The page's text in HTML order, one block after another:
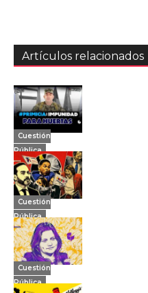
Artículos relacionados
Cuestión
Pública
Cuestión
Pública
Cuestión
Pública